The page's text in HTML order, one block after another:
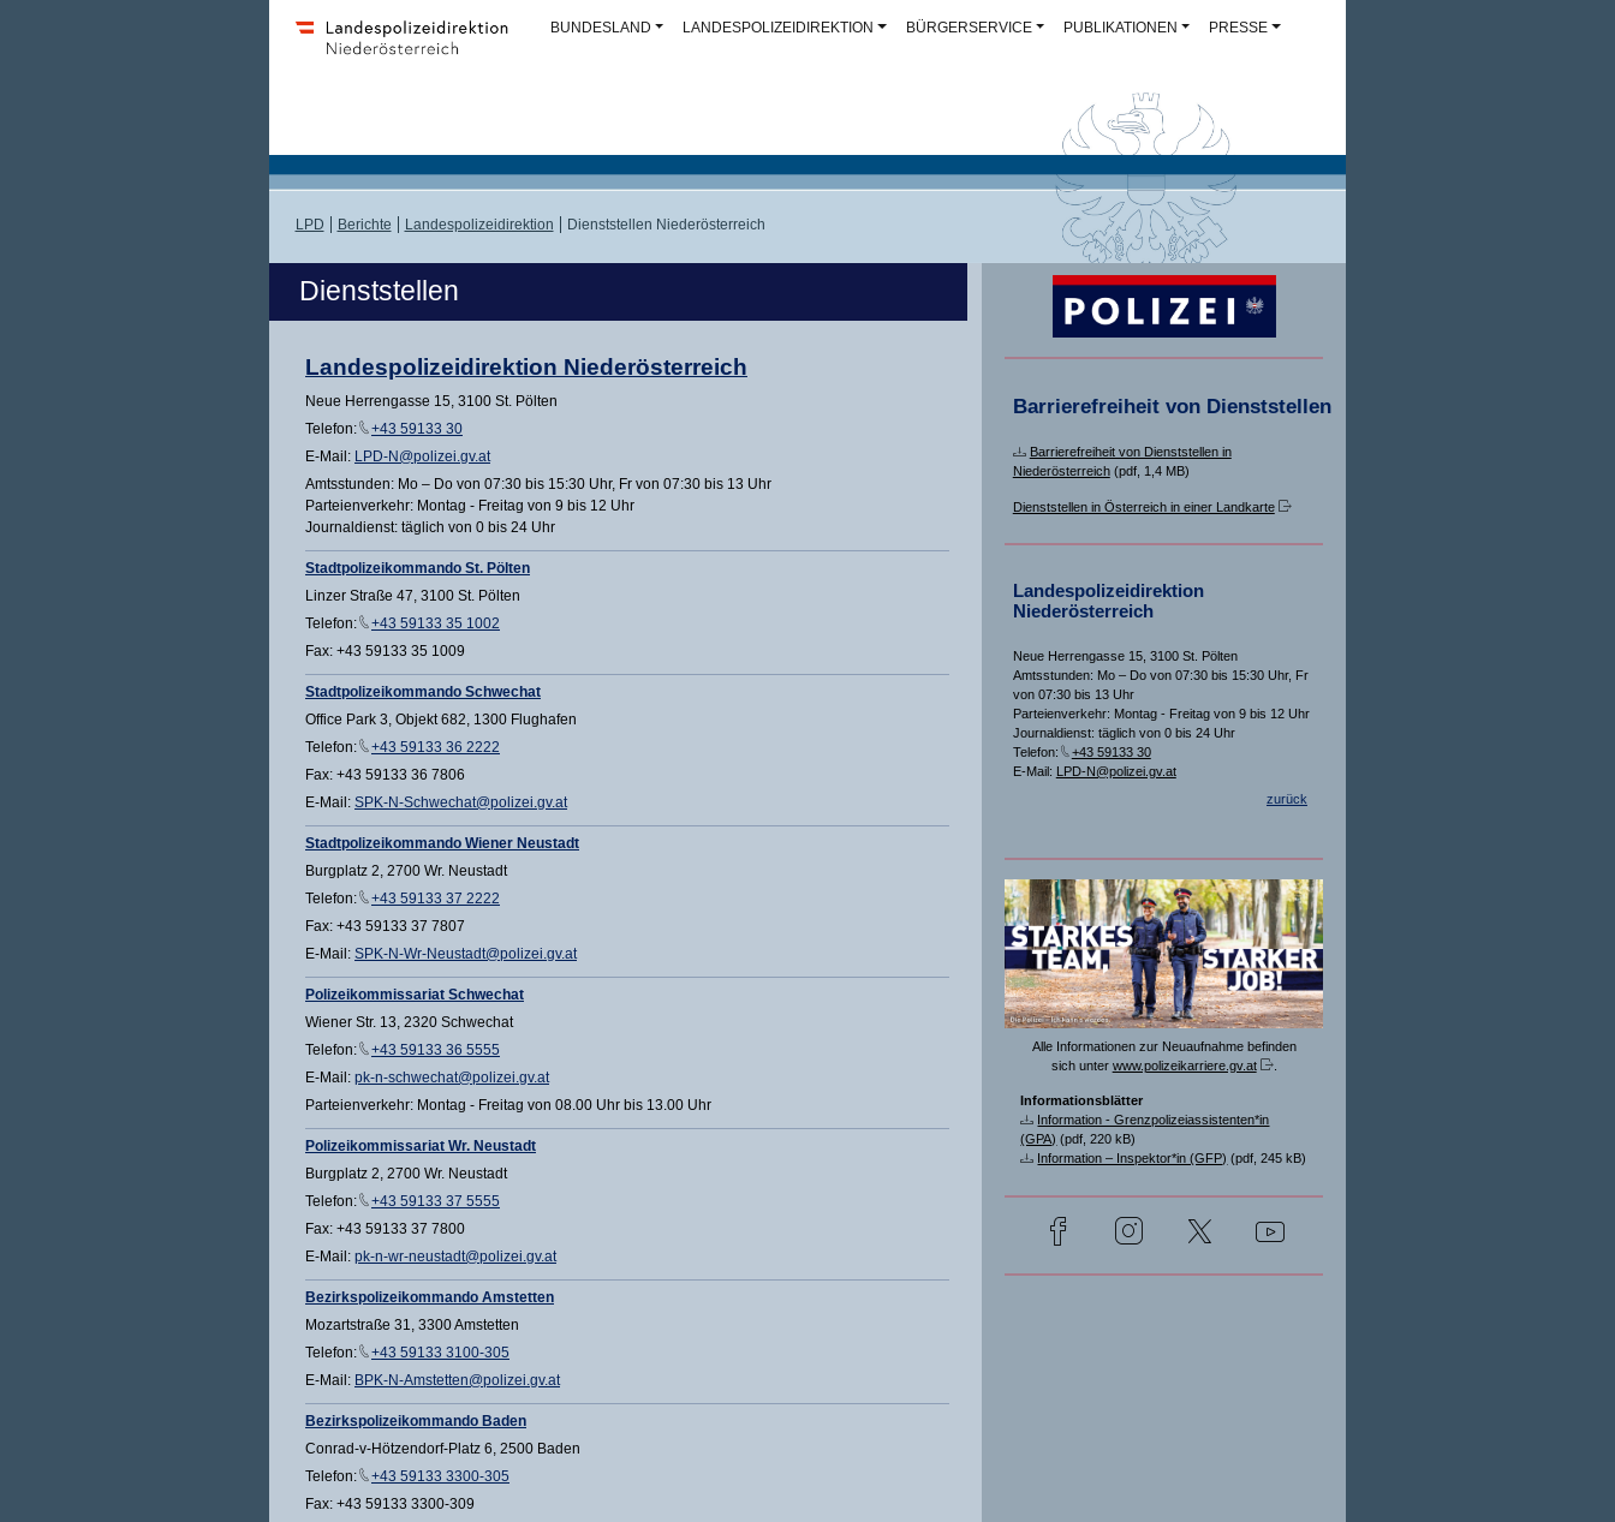
BUNDESLAND LANDESPOLIZEIDIREKTION BÜRGERSERVICE PUBLIKATIONEN PRESSE
LPD Berichte Landespolizeidirektion Dienststellen Niederösterreich
Dienststellen
Landespolizeidirektion Niederösterreich
Neue Herrengasse 15, 3100 St. Pölten
Telefon:
+43 59133 30
E-Mail: LPD-N@polizei.gv.at
Amtsstunden: Mo – Do von 07:30 bis 15:30 Uhr, Fr von 07:30 bis 13 Uhr
Parteienverkehr: Montag - Freitag von 9 bis 12 Uhr
Journaldienst: täglich von 0 bis 24 Uhr
Stadtpolizeikommando St. Pölten
Linzer Straße 47, 3100 St. Pölten
Telefon:
+43 59133 35 1002
Fax: +43 59133 35 1009
Stadtpolizeikommando Schwechat
Office Park 3, Objekt 682, 1300 Flughafen
Telefon:
+43 59133 36 2222
Fax: +43 59133 36 7806
E-Mail: SPK-N-Schwechat@polizei.gv.at
Stadtpolizeikommando Wiener Neustadt
Burgplatz 2, 2700 Wr. Neustadt
Telefon:
+43 59133 37 2222
Fax: +43 59133 37 7807
E-Mail: SPK-N-Wr-Neustadt@polizei.gv.at
Polizeikommissariat Schwechat
Wiener Str. 13, 2320 Schwechat
Telefon:
+43 59133 36 5555
E-Mail: pk-n-schwechat@polizei.gv.at
Parteienverkehr: Montag - Freitag von 08.00 Uhr bis 13.00 Uhr
Polizeikommissariat Wr. Neustadt
Burgplatz 2, 2700 Wr. Neustadt
Telefon:
+43 59133 37 5555
Fax: +43 59133 37 7800
E-Mail: pk-n-wr-neustadt@polizei.gv.at
Bezirkspolizeikommando Amstetten
Mozartstraße 31, 3300 Amstetten
Telefon:
+43 59133 3100-305
E-Mail: BPK-N-Amstetten@polizei.gv.at
Bezirkspolizeikommando Baden
Conrad-v-Hötzendorf-Platz 6, 2500 Baden
Telefon:
+43 59133 3300-305
Fax: +43 59133 3300-309
Barrierefreiheit von Dienststellen
Barrierefreiheit von Dienststellen in
Niederösterreich(pdf, 1,4 MB)
Dienststellen in Österreich in einer Landkarte
Landespolizeidirektion
Niederösterreich
Neue Herrengasse 15, 3100 St. Pölten
Amtsstunden: Mo – Do von 07:30 bis 15:30 Uhr, Fr
von 07:30 bis 13 Uhr
Parteienverkehr: Montag - Freitag von 9 bis 12 Uhr
Journaldienst: täglich von 0 bis 24 Uhr
Telefon:
+43 59133 30
E-Mail: LPD-N@polizei.gv.at
zurück
Alle Informationen zur Neuaufnahme befinden
sich unter www.polizeikarriere.gv.at .
Informationsblätter
Information - Grenzpolizeiassistenten*in
(GPA) (pdf, 220 kB)
Information – Inspektor*in (GFP) (pdf, 245 kB)